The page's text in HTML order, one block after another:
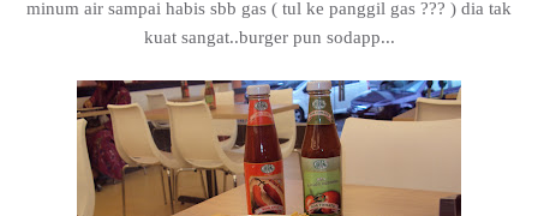
minum air sampai habis sbb gas ( tul ke panggil gas ??? ) dia tak
kuat sangat..burger pun sodapp...